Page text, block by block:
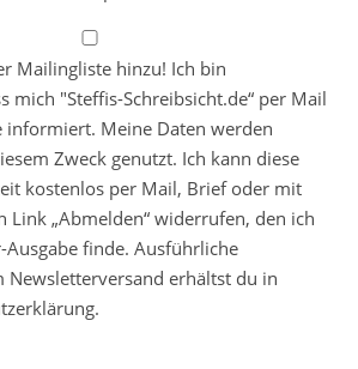
Mailingliste hinzu! Ich bin
mich "Steffis-Schreibsicht.de“ per Mail
informiert. Meine Daten werden
Zweck genutzt. Ich kann diese
kostenlos per Mail, Brief oder mit
Link „Abmelden“ widerrufen, den ich
finde. Ausführliche
Newsletterversand erhältst du in